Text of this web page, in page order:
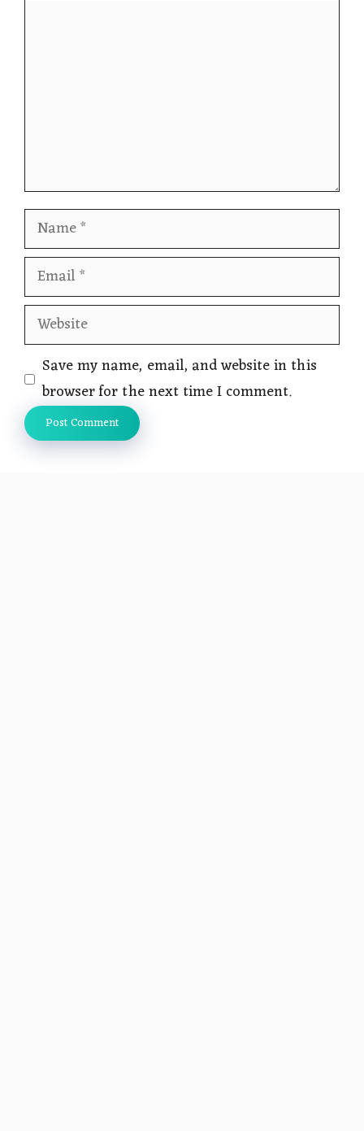
Name
Email
Website
Save my name, email, and website in this
browser for the next time I comment.